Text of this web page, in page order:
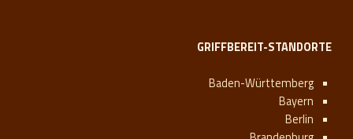
GRIFFBEREIT-STANDORTE
Baden-Württemberg
Bayern
Berlin